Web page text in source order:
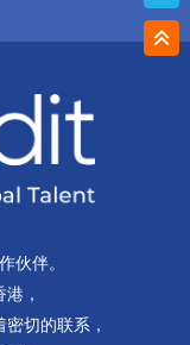
伙伴。
，
切的联系，